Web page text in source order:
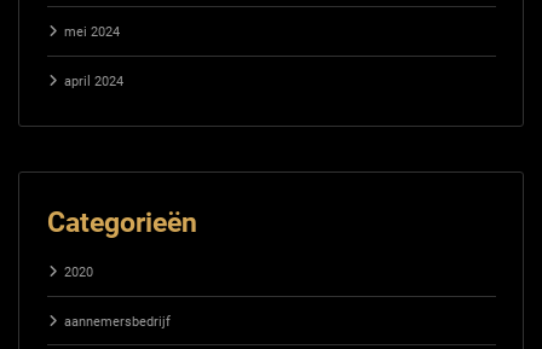
mei 2024
april 2024
Categorieën
2020
aannemersbedrijf